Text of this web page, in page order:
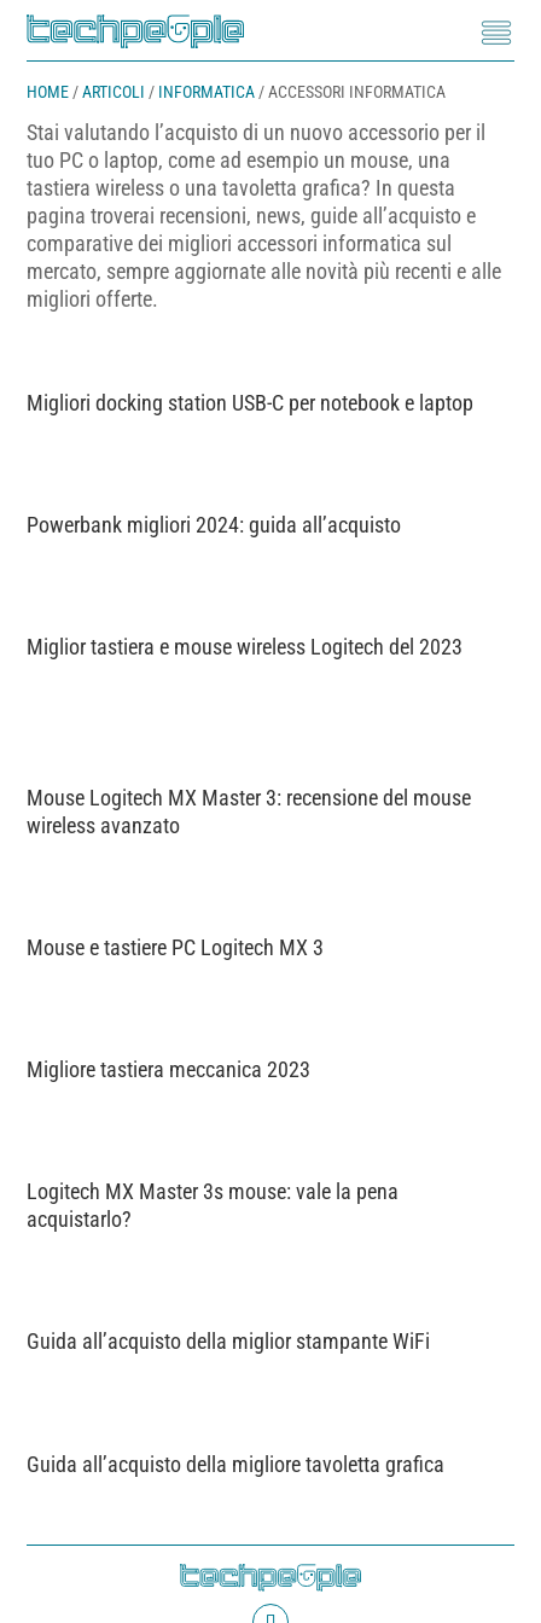
HOME /ARTICOLI / INFORMATICA /ACCESSORI INFORMATICA
Stai valutando l’acquisto di un nuovo accessorio per il
tuo PC o laptop, come ad esempio un mouse, una
tastiera wireless o una tavoletta grafica? In questa
pagina troverai recensioni, news, guide all’acquisto e
comparative dei migliori accessori informatica sul
mercato, sempre aggiornate alle novità più recenti e alle
migliori offerte.
Migliori docking station USB-C per notebook e laptop
Powerbank migliori 2024: guida all’acquisto
Miglior tastiera e mouse wireless Logitech del 2023
Mouse Logitech MX Master 3: recensione del mouse
wireless avanzato
Mouse e tastiere PC Logitech MX 3
Migliore tastiera meccanica 2023
Logitech MX Master 3s mouse: vale la pena
acquistarlo?
Guida all’acquisto della miglior stampante WiFi
Guida all’acquisto della migliore tavoletta grafica